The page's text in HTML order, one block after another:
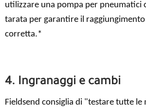
utilizzare una pompa per pneumatici
tarata per garantire il raggiungimento
corretta.*
4. Ingranaggi e cambi
Fieldsend consiglia di "testare tutte le